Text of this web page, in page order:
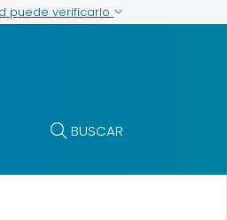
puede verificarlo
BUSCAR